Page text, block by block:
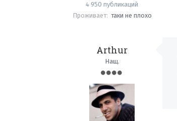
4 950 публикаций
Проживает: таки не плохо
Arthur
Нащ.